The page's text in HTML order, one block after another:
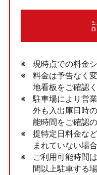
現時点での料金
料金は予告なく
地看板をご確認く
駐車場により営
外も入出庫日時
能時間をご確認
提特定日料金な
まれていない場
ご利用可能時間
間以上駐車する